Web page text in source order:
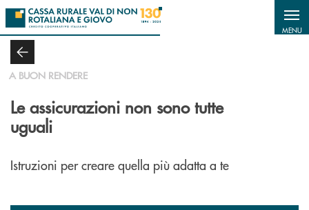
Salta al contenuto principale
MENU
A BUON RENDERE
Le assicurazioni non sono tutte
uguali
Istruzioni per creare quella più adatta a te